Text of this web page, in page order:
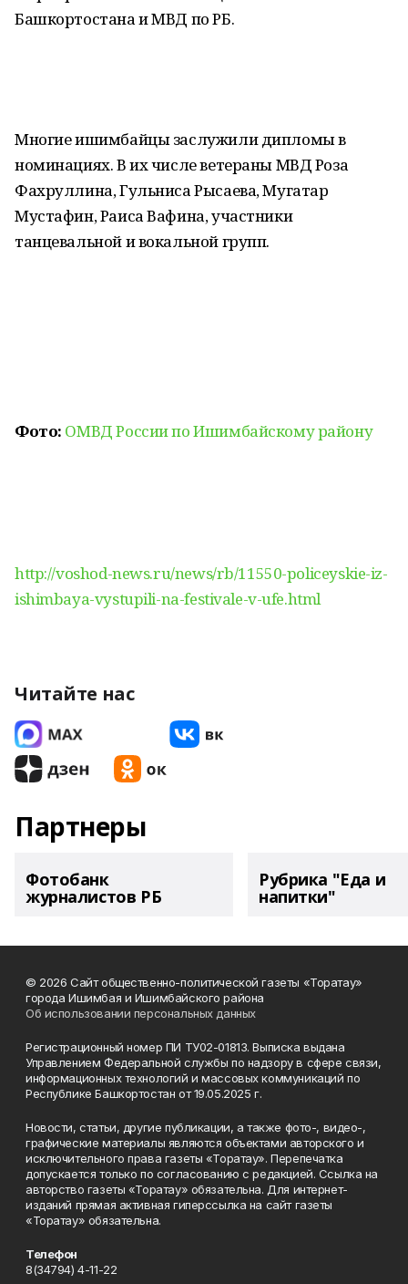
Башкортостана и МВД по РБ.
Многие ишимбайцы заслужили дипломы в
номинациях. В их числе ветераны МВД Роза
Фахруллина, Гульниса Рысаева, Мугатар
Мустафин, Раиса Вафина, участники
танцевальной и вокальной групп.
Фото: ОМВД России по Ишимбайскому району
http://voshod-news.ru/news/rb/11550-policeyskie-iz-
ishimbaya-vystupili-na-festivale-v-ufe.html
Читайте нас
Партнеры
Фотобанк
журналистов РБ
Рубрика "Еда и
напитки"
© 2026 Сайт общественно-политической газеты «Торатау»
города Ишимбая и Ишимбайского района
Об использовании персональных данных
Регистрационный номер ПИ ТУ02-01813. Выписка выдана
Управлением Федеральной службы по надзору в сфере связи,
информационных технологий и массовых коммуникаций по
Республике Башкортостан от 19.05.2025 г.
Новости, статьи, другие публикации, а также фото-, видео-,
графические материалы являются объектами авторского и
исключительного права газеты «Торатау». Перепечатка
допускается только по согласованию с редакцией. Ссылка на
авторство газеты «Торатау» обязательна. Для интернет-
изданий прямая активная гиперссылка на сайт газеты
«Торатау» обязательна.
Телефон
8(34794) 4-11-22